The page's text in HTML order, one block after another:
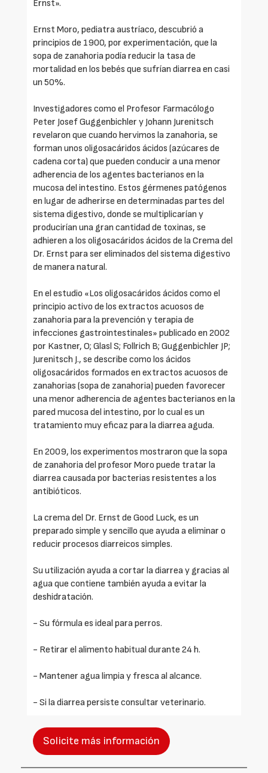
Ernst».
Ernst Moro, pediatra austríaco, descubrió a
principios de 1900, por experimentación, que la
sopa de zanahoria podía reducir la tasa de
mortalidad en los bebés que sufrían diarrea en casi
un 50%.
Investigadores como el Profesor Farmacólogo
Peter Josef Guggenbichler y Johann Jurenitsch
revelaron que cuando hervimos la zanahoria, se
forman unos oligosacáridos ácidos (azúcares de
cadena corta) que pueden conducir a una menor
adherencia de los agentes bacterianos en la
mucosa del intestino. Estos gérmenes patógenos
en lugar de adherirse en determinadas partes del
sistema digestivo, donde se multiplicarían y
producirían una gran cantidad de toxinas, se
adhieren a los oligosacáridos ácidos de la Crema del
Dr. Ernst para ser eliminados del sistema digestivo
de manera natural.
En el estudio «Los oligosacáridos ácidos como el
principio activo de los extractos acuosos de
zanahoria para la prevención y terapia de
infecciones gastrointestinales» publicado en 2002
por Kastner, O; Glasl S; Follrich B; Guggenbichler JP;
Jurenitsch J., se describe como los ácidos
oligosacáridos formados en extractos acuosos de
zanahorias (sopa de zanahoria) pueden favorecer
una menor adherencia de agentes bacterianos en la
pared mucosa del intestino, por lo cual es un
tratamiento muy eficaz para la diarrea aguda.
En 2009, los experimentos mostraron que la sopa
de zanahoria del profesor Moro puede tratar la
diarrea causada por bacterias resistentes a los
antibióticos.
La crema del Dr. Ernst de Good Luck, es un
preparado simple y sencillo que ayuda a eliminar o
reducir procesos diarreicos simples.
Su utilización ayuda a cortar la diarrea y gracias al
agua que contiene también ayuda a evitar la
deshidratación.
- Su fórmula es ideal para perros.
- Retirar el alimento habitual durante 24 h.
- Mantener agua limpia y fresca al alcance.
- Si la diarrea persiste consultar veterinario.
Solicite más información